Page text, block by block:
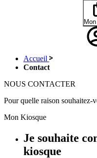
Accueil
Contact
NOUS CONTACTER
Pour quelle raison souhaitez-
Mon Kiosque
Je souhaite
kiosque